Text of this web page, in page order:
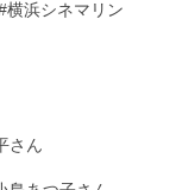
横浜シネマリン
さん